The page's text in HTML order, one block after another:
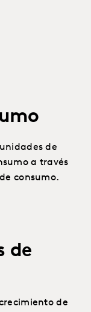
de
a través
consumo.
de
de